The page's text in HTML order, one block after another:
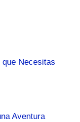
que Necesitas
Aventura